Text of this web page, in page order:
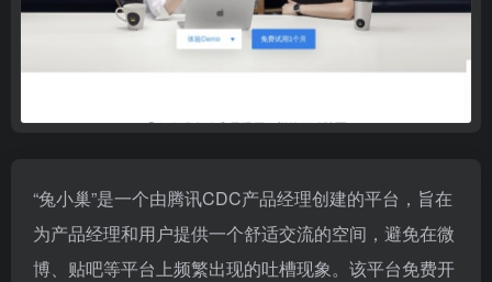
“兔小巢”是一个由腾讯CDC产品经理创建的平台，旨在
为产品经理和用户提供一个舒适交流的空间，避免在微
博、贴吧等平台上频繁出现的吐槽现象。该平台免费开